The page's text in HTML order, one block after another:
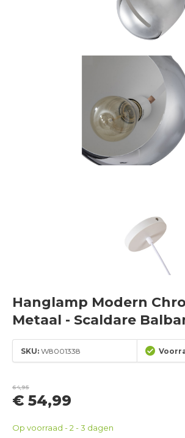
Hanglamp Modern
Metaal - Scaldare
SKU: W8001338
64,95
€ 54,99
Op voorraad - 2 - 3 dagen